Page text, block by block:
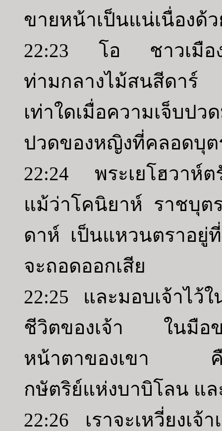
ขายหน้าเป็นแน่เนื่องด้
22:23 โอ ชาวเมือง
ท่ามกลางไม้สนสีดา
เท่าใดเมื่อความเจ็บป
ปวดของหญิงที่คลอดบุต
22:24 พระเยโฮวาห์
แม้ว่าโคนิยาห์ ราชบุต
ดาห์ เป็นแหวนตราอยู่
จะถอดออกเสีย
22:25 และมอบเจ้าไว้
ชีวิตของเจ้า ในมือข
หน้าตาของเขา คือ
กษัตริย์แห่งบาบิโลน แ
22:26 เราจะเหวี่ยงเจ้